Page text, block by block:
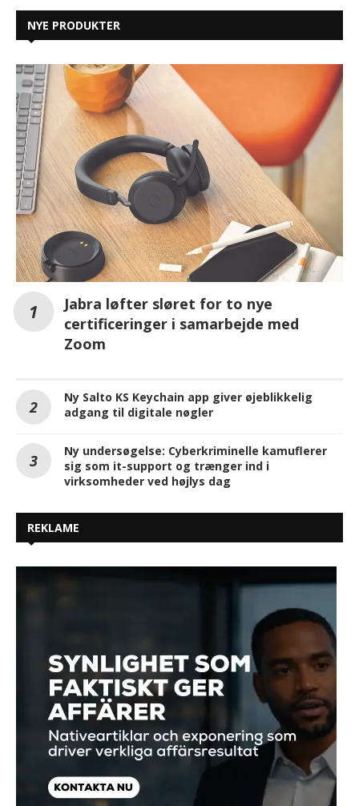
NYE PRODUKTER
Jabra løfter sløret for to nye
certificeringer i samarbejde med
Zoom
Ny Salto KS Keychain app giver øjeblikkelig
adgang til digitale nøgler
Ny undersøgelse: Cyberkriminelle kamuflerer
sig som it-support og trænger ind i
virksomheder ved højlys dag
REKLAME